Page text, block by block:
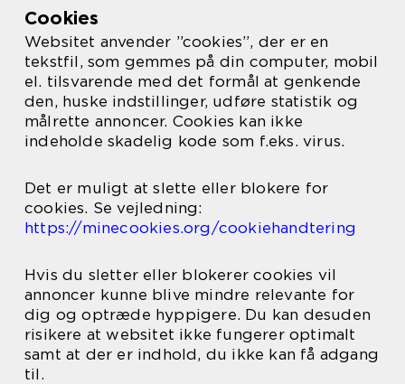
Cookies
Websitet anvender ”cookies”, der er en
tekstfil, som gemmes på din computer, mobil
el. tilsvarende med det formål at genkende
den, huske indstillinger, udføre statistik og
målrette annoncer. Cookies kan ikke
indeholde skadelig kode som f.eks. virus.
Det er muligt at slette eller blokere for
cookies. Se vejledning:
https://minecookies.org/cookiehandtering
Hvis du sletter eller blokerer cookies vil
annoncer kunne blive mindre relevante for
dig og optræde hyppigere. Du kan desuden
risikere at websitet ikke fungerer optimalt
samt at der er indhold, du ikke kan få adgang
til.